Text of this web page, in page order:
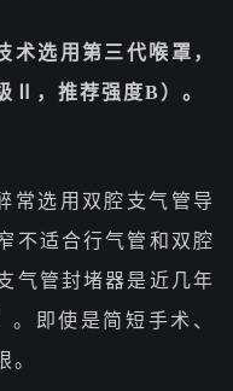
术选用第三代喉罩，
Ⅱ，推荐强度B）。
常选用双腔支气管导
不适合行气管和双腔
气管封堵器是近几年
。即使是简短手术、
。